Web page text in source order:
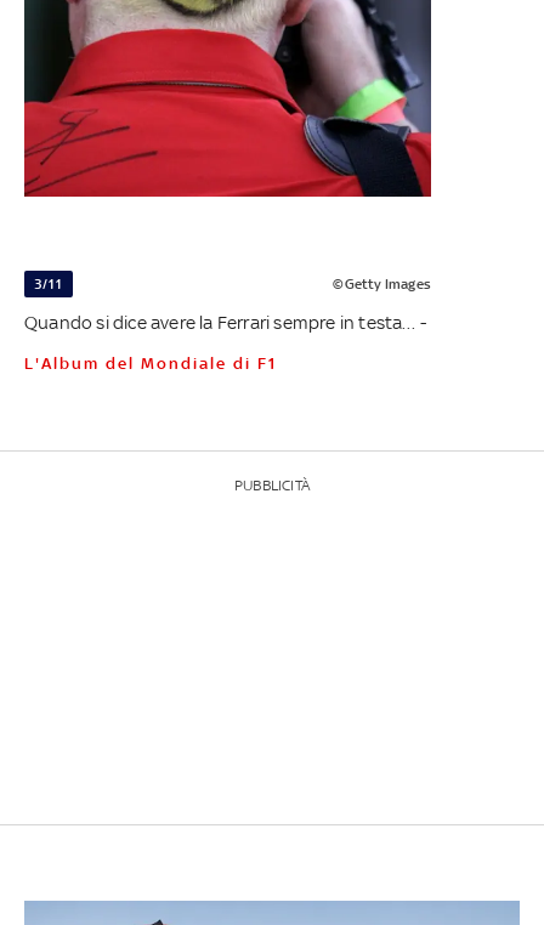
3/11 ©Getty Images
Quando si dice avere la Ferrari sempre in testa… -
L'Album del Mondiale di F1
PUBBLICITÀ